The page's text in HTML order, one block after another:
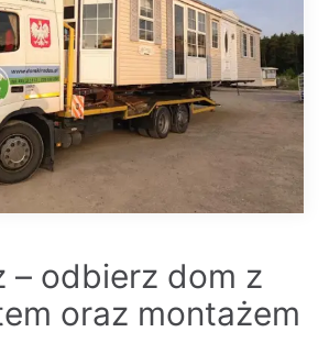
– odbierz dom z
oraz montażem